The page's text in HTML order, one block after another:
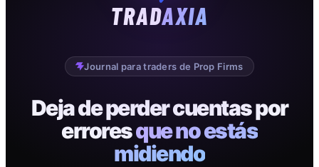
TRADAXIA
Journal para traders de Prop Firms
Deja de perder cuentas por
erroresque no estás
midiendo